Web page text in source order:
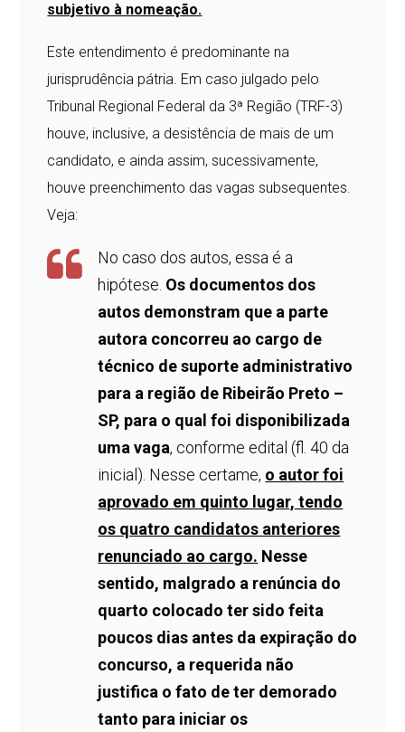
subjetivo à nomeação.
Este entendimento é predominante na
jurisprudência pátria. Em caso julgado pelo
Tribunal Regional Federal da 3ª Região (TRF-3)
houve, inclusive, a desistência de mais de um
candidato, e ainda assim, sucessivamente,
houve preenchimento das vagas subsequentes.
Veja:
No caso dos autos, essa é a
hipótese. Os documentos dos
autos demonstram que a parte
autora concorreu ao cargo de
técnico de suporte administrativo
para a região de Ribeirão Preto –
SP, para o qual foi disponibilizada
uma vaga, conforme edital (fl. 40 da
inicial). Nesse certame, o autor foi
aprovado em quinto lugar, tendo
os quatro candidatos anteriores
renunciado ao cargo. Nesse
sentido, malgrado a renúncia do
quarto colocado ter sido feita
poucos dias antes da expiração do
concurso, a requerida não
justifica o fato de ter demorado
tanto para iniciar os